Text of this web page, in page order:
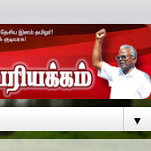
▼